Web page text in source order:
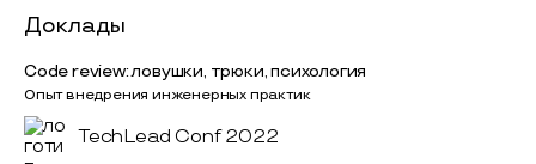
Доклады
Code review: ловушки, трюки, психология
Опыт внедрения инженерных практик
TechLead Conf 2022